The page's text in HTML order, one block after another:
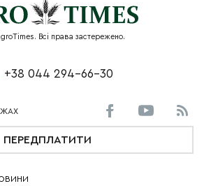
Всі права застережено.
+38 044 294-66-30
ПЕРЕДПЛАТИТИ